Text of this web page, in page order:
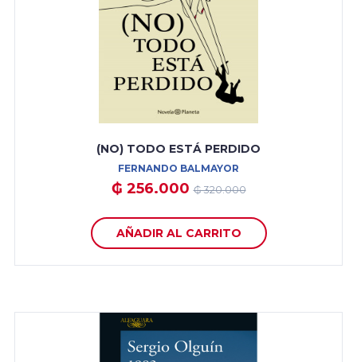
(NO) TODO ESTÁ PERDIDO
FERNANDO BALMAYOR
₲ 256.000₲ 320.000
AÑADIR AL CARRITO